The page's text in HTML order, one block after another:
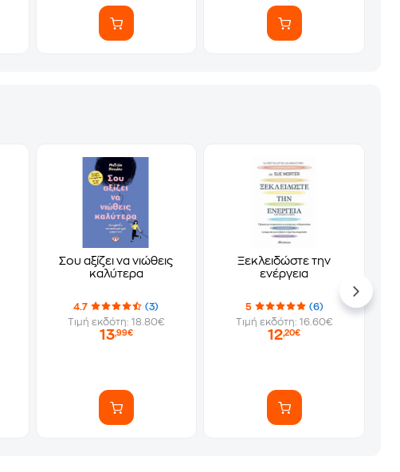
Σου αξίζει να νιώθεις
καλύτερα
4.7
(3)
Τιμή εκδότη: 18.80€
13,99€
Ξεκλειδώστε την
ενέργεια
5
(6)
Τιμή εκδότη: 16.60€
12,20€